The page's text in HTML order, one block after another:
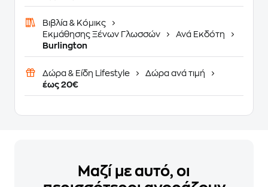
Βιβλία & Κόμικς
Εκμάθησης Ξένων Γλωσσών
Ανά Εκδότη
Burlington
Δώρα & Είδη Lifestyle
Δώρα ανά τιμή
έως 20€
Μαζί με αυτό, οι